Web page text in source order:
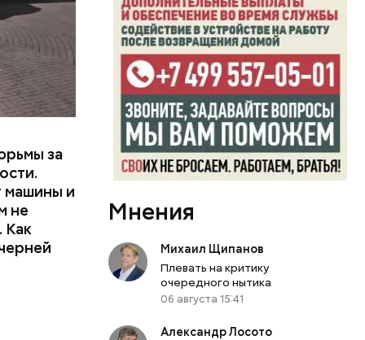
за
машины и
не
Как
сын
Мнения
Михаил Щипанов
Плевать на критику
очередного нытика
06 августа 15:41
Александр Лосото